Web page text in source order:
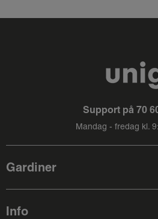
Support på 70
Mandag - fredag kl.
Gardiner
Info